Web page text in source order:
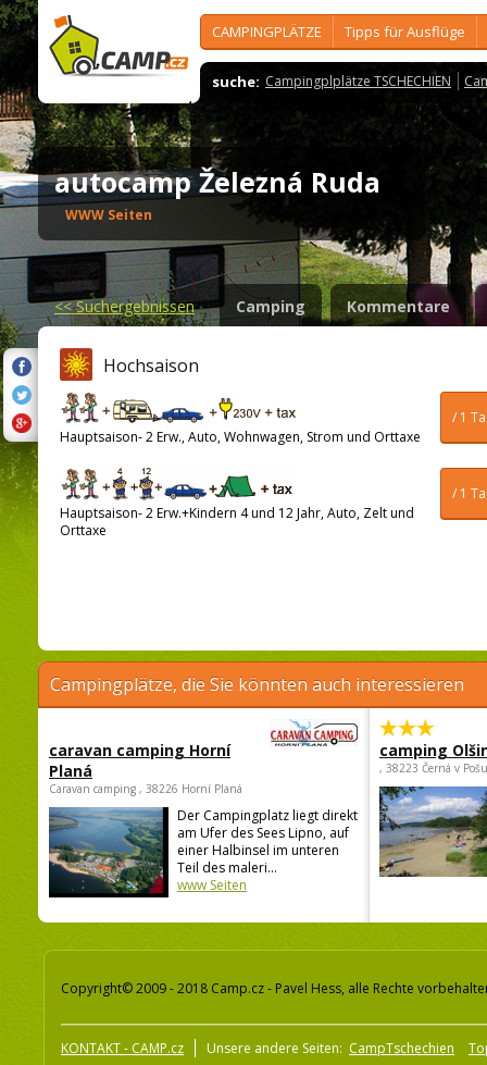
CAMPINGPLÄTZE Tipps für Ausflüge
suche: Campingplplätze TSCHECHIEN
autocamp Železná Ruda
WWW Seiten
<<Suchergebnissen Camping Kommentare
Hochsaison
/ 1
Hauptsaison- 2 Erw., Auto, Wohnwagen, Strom und Orttaxe
/ 1
Hauptsaison- 2 Erw.+Kindern 4 und 12 Jahr, Auto, Zelt und
Orttaxe
Campingplätze, die Sie könnten auch interessieren
caravan camping Horní
Planá
Caravan camping , 38226 Horní Planá
Der Campingplatz liegt direkt
am Ufer des Sees Lipno, auf
einer Halbinsel im unteren
Teil des maleri...
www Seiten
camping
, 38223 Černá v
Copyright© 2009 - 2018 Camp.cz - Pavel Hess, alle Rechte
KONTAKT - CAMP.cz Unsere andere Seiten: CampTschechien